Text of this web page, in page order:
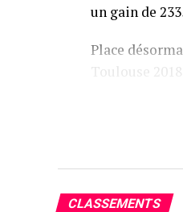
un gain de
Place
Toulouse 2018.
Assis devant une
CLASSEMENTS